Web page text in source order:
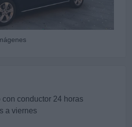
conductor 24 horas
a viernes